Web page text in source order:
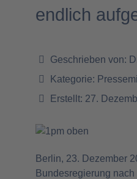
endlich
Geschrieben von:
Kategorie:
Erstellt: 27.
Berlin, 23. Dezember
Bundesregierung nach